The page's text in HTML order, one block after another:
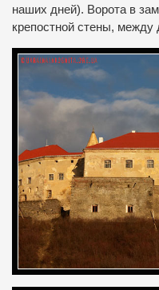
наших дней). Ворота в
крепостной стены,